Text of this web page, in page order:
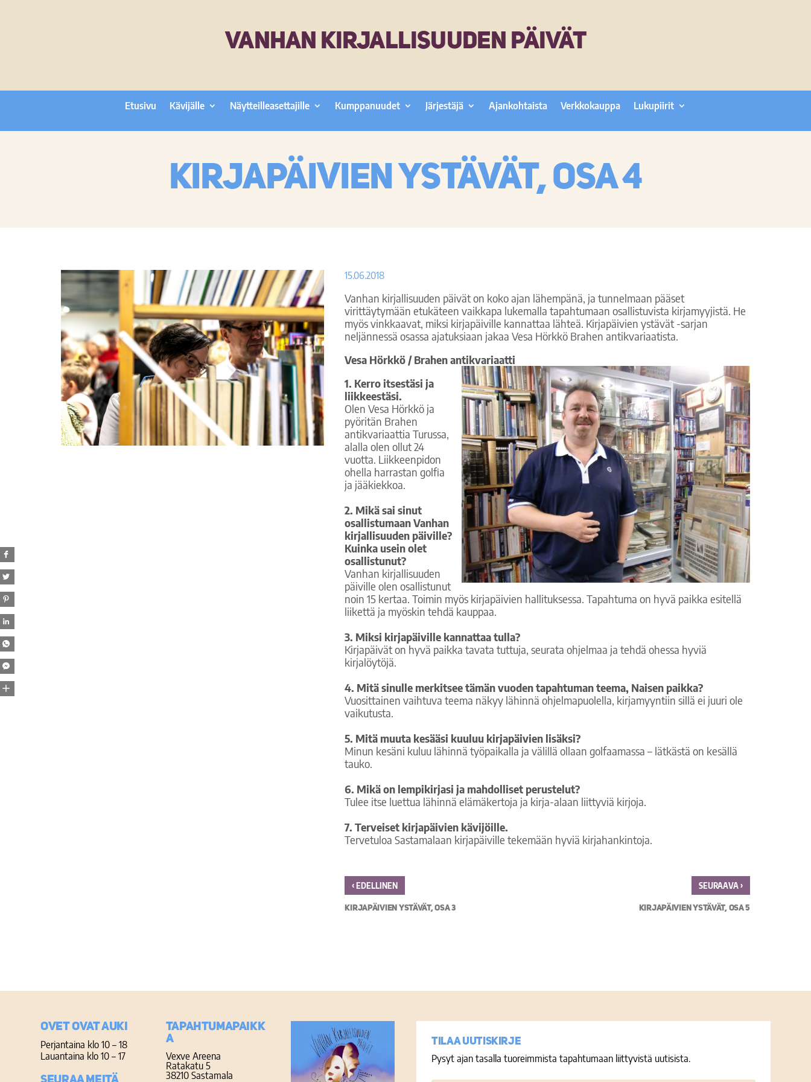
VANHAN KIRJALLISUUDEN PÄIVÄT
Etusivu Kävijälle Näytteilleasettajille Kumppanuudet Järjestäjä Ajankohtaista Verkkokauppa Lukupiirit
Kirjapäivien ystävät, osa 4
15.06.2018
Vanhan kirjallisuuden päivät on koko ajan lähempänä, ja tunnelmaan pääset
virittäytymään etukäteen vaikkapa lukemalla tapahtumaan osallistuvista kirjamyyjistä. He
myös vinkkaavat, miksi kirjapäiville kannattaa lähteä. Kirjapäivien ystävät -sarjan
neljännessä osassa ajatuksiaan jakaa Vesa Hörkkö Brahen antikvariaatista.
Vesa Hörkkö / Brahen antikvariaatti
1. Kerro itsestäsi ja
liikkeestäsi.
Olen Vesa Hörkkö ja
pyöritän Brahen
antikvariaattia Turussa,
alalla olen ollut 24
vuotta. Liikkeenpidon
ohella harrastan golfia
ja jääkiekkoa.
2. Mikä sai sinut
osallistumaan Vanhan
kirjallisuuden päiville?
Kuinka usein olet
osallistunut?
Vanhan kirjallisuuden
päiville olen osallistunut
noin 15 kertaa. Toimin myös kirjapäivien hallituksessa. Tapahtuma on hyvä paikka esitellä
liikettä ja myöskin tehdä kauppaa.
3. Miksi kirjapäiville kannattaa tulla?
Kirjapäivät on hyvä paikka tavata tuttuja, seurata ohjelmaa ja tehdä ohessa hyviä
kirjalöytöjä.
4. Mitä sinulle merkitsee tämän vuoden tapahtuman teema, Naisen paikka?
Vuosittainen vaihtuva teema näkyy lähinnä ohjelmapuolella, kirjamyyntiin sillä ei juuri ole
vaikutusta.
5. Mitä muuta kesääsi kuuluu kirjapäivien lisäksi?
Minun kesäni kuluu lähinnä työpaikalla ja välillä ollaan golfaamassa – lätkästä on kesällä
tauko.
6. Mikä on lempikirjasi ja mahdolliset perustelut?
Tulee itse luettua lähinnä elämäkertoja ja kirja-alaan liittyviä kirjoja.
7. Terveiset kirjapäivien kävijöille.
Tervetuloa Sastamalaan kirjapäiville tekemään hyviä kirjahankintoja.
‹ EDELLINEN
KIRJAPÄIVIEN YSTÄVÄT, OSA 3
SEURAAVA›
KIRJAPÄIVIEN YSTÄVÄT, OSA 5
Ovet ovat auki
Perjantaina klo 10 – 18
Lauantaina klo 10 – 17
TAPAHTUMAPAIKK
A
Vexve Areena
Ratakatu 5
38210 Sastamala
Tilaa uutiskirje
Pysyt ajan tasalla tuoreimmista tapahtumaan liittyvistä uutisista.